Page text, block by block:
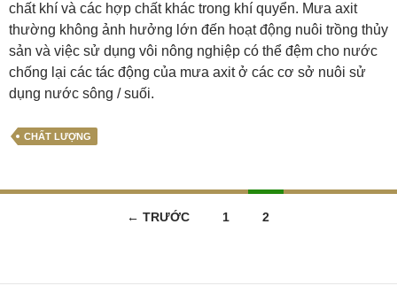
chất khí và các hợp chất khác trong khí quyển. Mưa axit
thường không ảnh hưởng lớn đến hoạt động nuôi trồng thủy
sản và việc sử dụng vôi nông nghiệp có thể đệm cho nước
chống lại các tác động của mưa axit ở các cơ sở nuôi sử
dụng nước sông / suối.
CHẤT LƯỢNG
← TRƯỚC 1 2